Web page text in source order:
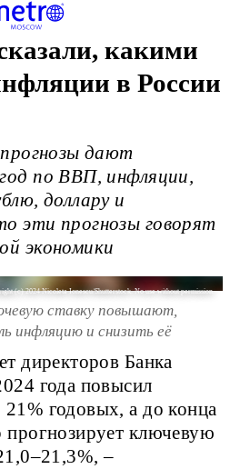
какими
в России
прогнозы дают
по ВВП, инфляции,
доллару и
эти прогнозы говорят
экономики
(c) 2024 Nicoleta Ionescu/Shutterstock. No use without permission.
ставку повышают,
инфляцию и снизить её
директоров Банка
года повысил
годовых, а до конца
прогнозирует ключевую
–